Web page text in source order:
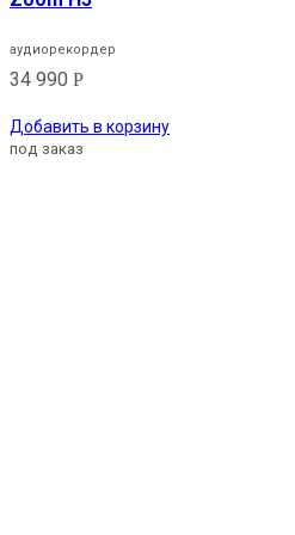
аудиорекордер
34 990 Р
Добавить в корзину
под заказ